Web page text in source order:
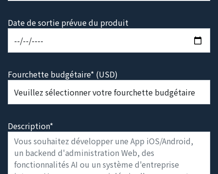
Date de sortie prévue du produit
Fourchette budgétaire* (USD)
Description*